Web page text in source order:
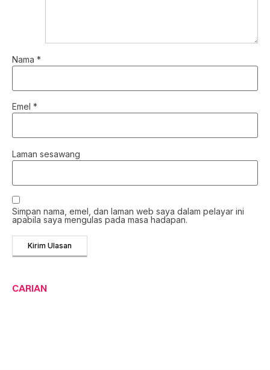
Nama *
Emel *
Laman sesawang
Simpan nama, emel, dan laman web saya dalam pelayar ini
apabila saya mengulas pada masa hadapan.
CARIAN